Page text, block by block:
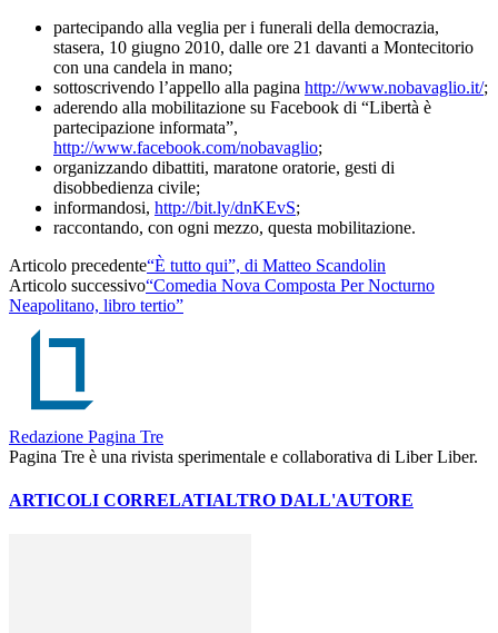
partecipando alla veglia per i funerali della democrazia,
stasera, 10 giugno 2010, dalle ore 21 davanti a Montecitorio
con una candela in mano;
sottoscrivendo l’appello alla pagina http://www.nobavaglio.it/;
aderendo alla mobilitazione su Facebook di “Libertà è
partecipazione informata”,
http://www.facebook.com/nobavaglio;
organizzando dibattiti, maratone oratorie, gesti di
disobbedienza civile;
informandosi, http://bit.ly/dnKEvS;
raccontando, con ogni mezzo, questa mobilitazione.
Articolo precedente“È tutto qui”, di Matteo Scandolin
Articolo successivo“Comedia Nova Composta Per Nocturno
Neapolitano, libro tertio”
Redazione Pagina Tre
Pagina Tre è una rivista sperimentale e collaborativa di Liber Liber.
ARTICOLI CORRELATIALTRO DALL'AUTORE